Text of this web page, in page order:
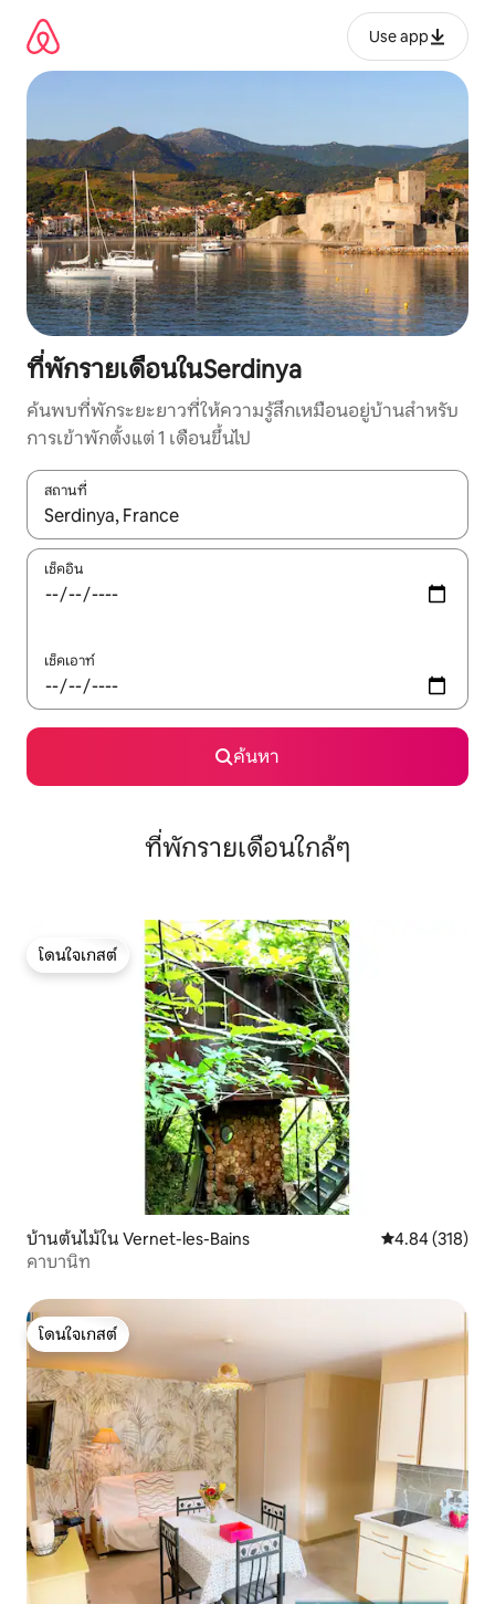
เนื้อหา
Use app
ที่พักรายเดือนในSerdinya
ค้นพบที่พักระยะยาวที่ให้ความรู้สึกเหมือนอยู่บ้านสำหรับ
การเข้าพักตั้งแต่ 1 เดือนขึ้นไป
สถานที่
ใช้ลูกศรขึ้นลง หรือใช้การสัมผัสหรือปัด เพื่อสำรวจผลการค้นหา
เช็คอิน
เช็คเอาท์
ค้นหา
ที่พักรายเดือนใกล้ๆ
โดนใจเกสต์
โดนใจเกสต์
บ้านต้นไม้ใน Vernet-les-Bains คะแนนเฉลี่ย
4.84 (318)
คาบานิท
โดนใจเกสต์
โดนใจเกสต์